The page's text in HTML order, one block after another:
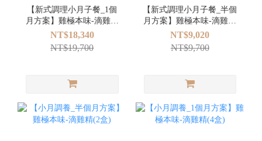
【新式調理小月子餐_1個
月方案】雞極本味-滴雞精
(4盒)＋安永鮮物-嚴選湯品
(30日)
NT$18,340
NT$19,700
【新式調理小月子餐_半個
月方案】雞極本味-滴雞精
(2盒)＋安永鮮物-嚴選湯品
(15日)
NT$9,020
NT$9,700